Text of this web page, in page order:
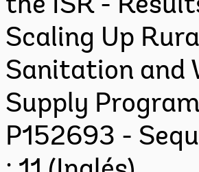
the ISR -
Scaling Up
Sanitation and
Supply
P152693 -